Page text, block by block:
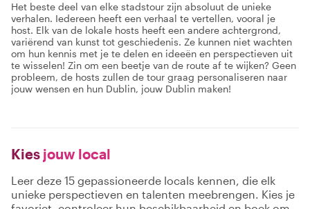
Het beste deel van elke stadstour zijn absoluut de unieke
verhalen. Iedereen heeft een verhaal te vertellen, vooral je
host. Elk van de lokale hosts heeft een andere achtergrond,
variërend van kunst tot geschiedenis. Ze kunnen niet wachten
om hun kennis met je te delen en ideeën en perspectieven uit
te wisselen! Zin om een beetje van de route af te wijken? Geen
probleem, de hosts zullen de tour graag personaliseren naar
jouw wensen en hun Dublin, jouw Dublin maken!
Kies jouw local
Leer deze 15 gepassioneerde locals kennen, die elk
unieke perspectieven en talenten meebrengen. Kies je